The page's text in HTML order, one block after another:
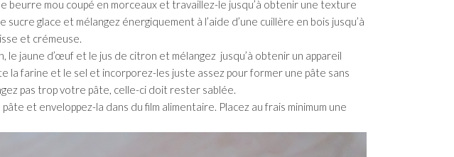
beurre mou coupé en morceaux et travaillez-le jusqu’à obtenir une texture
sucre glace et mélangez énergiquement à l’aide d’une cuillère en bois jusqu’à
et crémeuse.
le jaune d’œuf et le jus de citron et mélangez jusqu’à obtenir un appareil
la farine et le sel et incorporez-les juste assez pour former une pâte sans
pas trop votre pâte, celle-ci doit rester sablée.
et enveloppez-la dans du film alimentaire. Placez au frais minimum une